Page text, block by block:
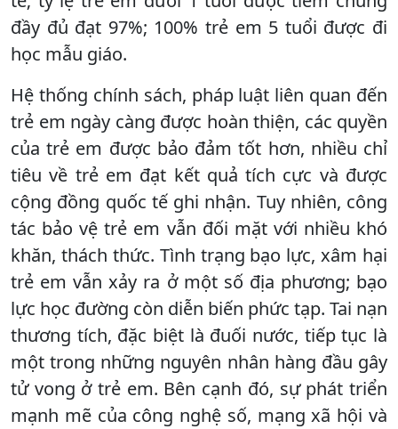
đầy đủ đạt 97%; 100% trẻ em 5 tuổi được đi
học mẫu giáo.
Hệ thống chính sách, pháp luật liên quan đến
trẻ em ngày càng được hoàn thiện, các quyền
của trẻ em được bảo đảm tốt hơn, nhiều chỉ
tiêu về trẻ em đạt kết quả tích cực và được
cộng đồng quốc tế ghi nhận. Tuy nhiên, công
tác bảo vệ trẻ em vẫn đối mặt với nhiều khó
khăn, thách thức. Tình trạng bạo lực, xâm hại
trẻ em vẫn xảy ra ở một số địa phương; bạo
lực học đường còn diễn biến phức tạp. Tai nạn
thương tích, đặc biệt là đuối nước, tiếp tục là
một trong những nguyên nhân hàng đầu gây
tử vong ở trẻ em. Bên cạnh đó, sự phát triển
mạnh mẽ của công nghệ số, mạng xã hội và